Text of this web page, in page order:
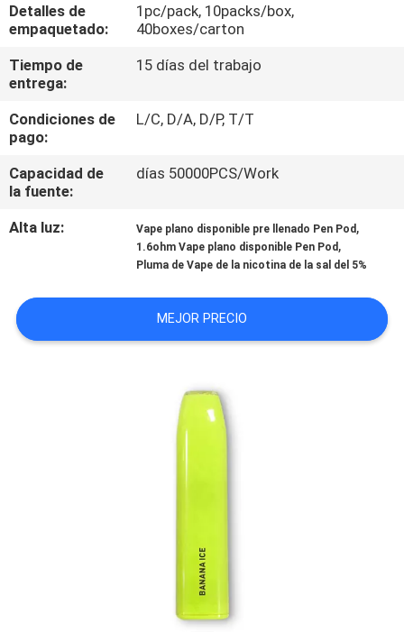
CONTROL
DE
CALIDAD
UNA
CITA
DEL
SITIO
Detalles de
empaquetado:
1pc/pack, 10packs/box,
40boxes/carton
Tiempo de
entrega:
15 días del trabajo
Condiciones de
pago:
L/C, D/A, D/P, T/T
Capacidad de
la fuente:
días 50000PCS/Work
Alta luz: Vape plano disponible pre llenado Pen Pod ,
1.6ohm Vape plano disponible Pen Pod ,
Pluma de Vape de la nicotina de la sal del 5%
MEJOR PRECIO